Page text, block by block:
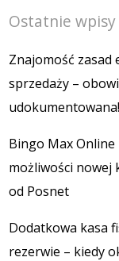
Ostatnie wpisy
Znajomość zasad
sprzedaży –
udokumentowana!
Bingo Max Online
możliwości nowej
od Posnet
Dodatkowa kasa
rezerwie – kiedy